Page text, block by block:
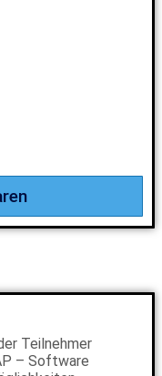
Teilnehmer
– Software